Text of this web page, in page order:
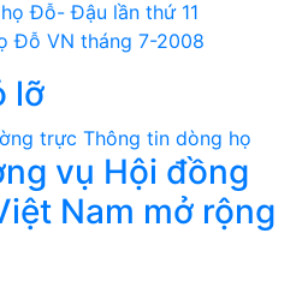
Đỗ- Đậu lần thứ 11
Đỗ VN tháng 7-2008
lỡ
trực Thông tin dòng họ
vụ Hội đồng
Nam mở rộng